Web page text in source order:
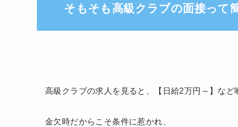
そもそも高級クラブの面接って
高級クラブの求人を見ると、【日給2万円～】など
金欠時だからこそ条件に惹かれ、